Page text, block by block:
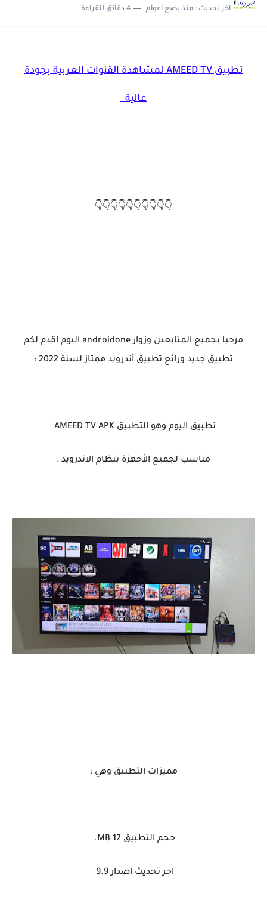
اخر تحديث : منذ بضع اعوام 4 دقائق للقراءة
تطبيق AMEED TV لمشاهدة القنوات العربية بجودة
عالية
👇👇👇👇👇👇👇👇👇👇
مرحبا بجميع المتابعين وزوار androidone اليوم اقدم لكم
تطبيق جديد ورائع تطبيق أندرويد ممتاز لسنة 2022 :
تطبيق اليوم وهو التطبيق AMEED TV APK
مناسب لجميع الأجهزة بنظام الاندرويد :
مميزات التطبيق وهي :
حجم التطبيق 12 MB.
اخر تحديث اصدار 9.9